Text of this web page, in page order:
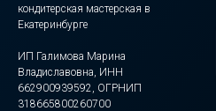
кондитерская мастерская в
Екатеринбурге
ИП Галимова Марина
Владиславовна, ИНН
662900939592, ОГРНИП
318665800260700